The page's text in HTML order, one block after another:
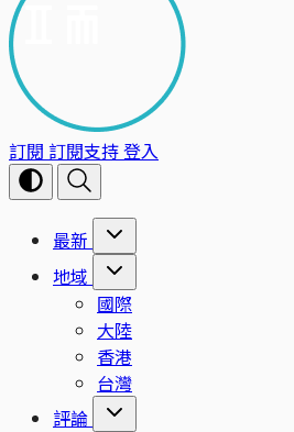
訂閱 訂閱支持登入
最新
地域
國際
大陸
香港
台灣
評論